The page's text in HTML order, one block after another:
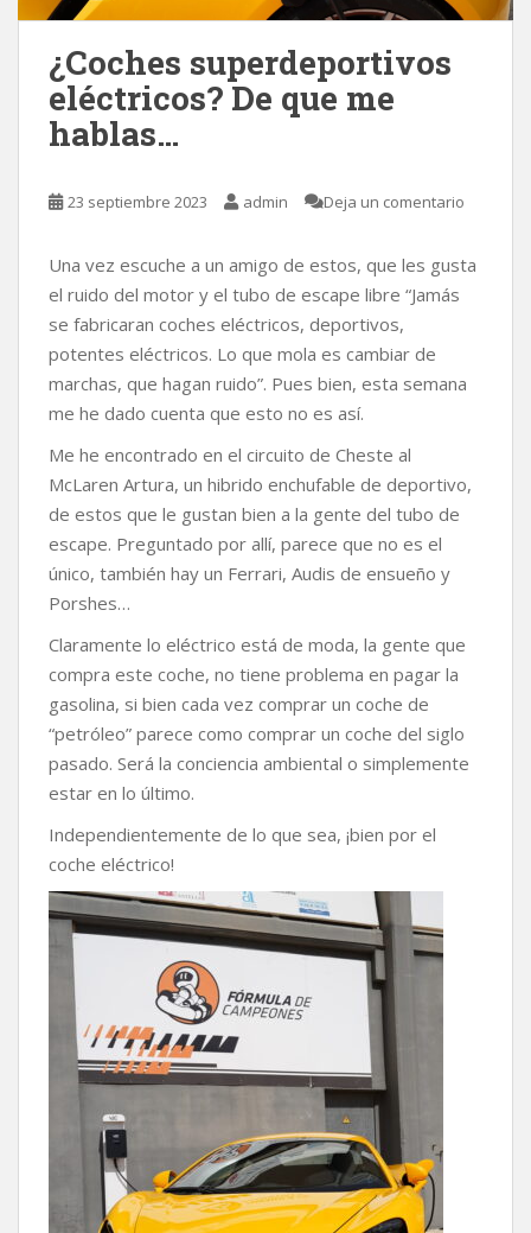
¿Coches superdeportivos
eléctricos? De que me
hablas…
23 septiembre 2023 admin Deja un comentario
Una vez escuche a un amigo de estos, que les gusta
el ruido del motor y el tubo de escape libre “Jamás
se fabricaran coches eléctricos, deportivos,
potentes eléctricos. Lo que mola es cambiar de
marchas, que hagan ruido”. Pues bien, esta semana
me he dado cuenta que esto no es así.
Me he encontrado en el circuito de Cheste al
McLaren Artura, un hibrido enchufable de deportivo,
de estos que le gustan bien a la gente del tubo de
escape. Preguntado por allí, parece que no es el
único, también hay un Ferrari, Audis de ensueño y
Porshes…
Claramente lo eléctrico está de moda, la gente que
compra este coche, no tiene problema en pagar la
gasolina, si bien cada vez comprar un coche de
“petróleo” parece como comprar un coche del siglo
pasado. Será la conciencia ambiental o simplemente
estar en lo último.
Independientemente de lo que sea, ¡bien por el
coche eléctrico!